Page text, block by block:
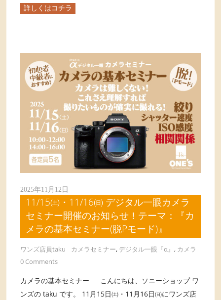
詳しくはコチラ
2025年11月12日
11/15㈯・11/16㈰ デジタル一眼カメラ
セミナー開催のお知らせ！テーマ：『カ
メラの基本セミナー(脱Pモード)』
ワンズ店員taku カメラセミナー, デジタル一眼『α』, カメラ
0 Comments
カメラの基本セミナー こんにちは、ソニーショップ ワ
ンズの taku です。 11月15日㈯・11月16日㈰にワンズ店